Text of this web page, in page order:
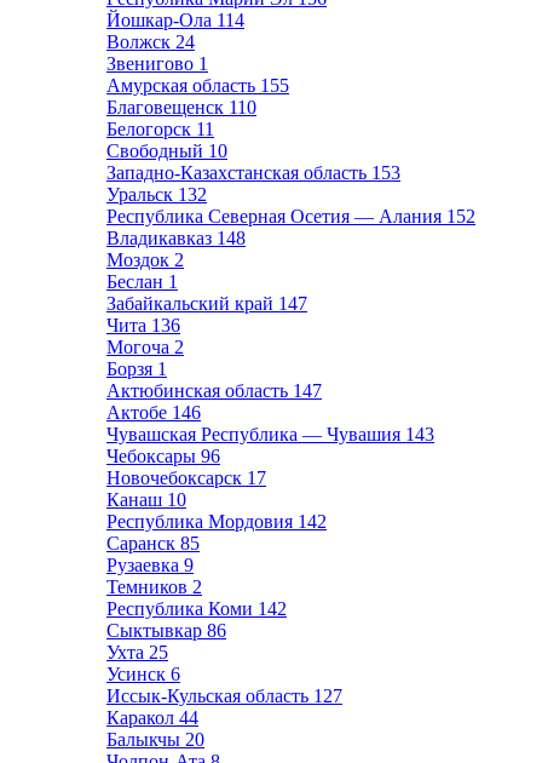
Йошкар-Ола 114
Волжск 24
Звенигово 1
Амурская область 155
Благовещенск 110
Белогорск 11
Свободный 10
Западно-Казахстанская область 153
Уральск 132
Республика Северная Осетия — Алания 152
Владикавказ 148
Моздок 2
Беслан 1
Забайкальский край 147
Чита 136
Могоча 2
Борзя 1
Актюбинская область 147
Актобе 146
Чувашская Республика — Чувашия 143
Чебоксары 96
Новочебоксарск 17
Канаш 10
Республика Мордовия 142
Саранск 85
Рузаевка 9
Темников 2
Республика Коми 142
Сыктывкар 86
Ухта 25
Усинск 6
Иссык-Кульская область 127
Каракол 44
Балыкчы 20